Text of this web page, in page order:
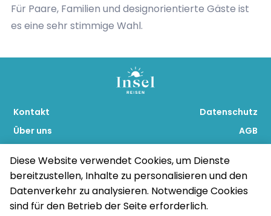
Diese Website verwendet Cookies, um Dienste
bereitzustellen, Inhalte zu personalisieren und den
Datenverkehr zu analysieren. Notwendige Cookies
sind für den Betrieb der Seite erforderlich.
Für Paare, Familien und designorientierte Gäste ist
es eine sehr stimmige Wahl.
Kontakt
Über uns
Datenschutz
AGB
www.insel.reisen
powered by Top Tours &